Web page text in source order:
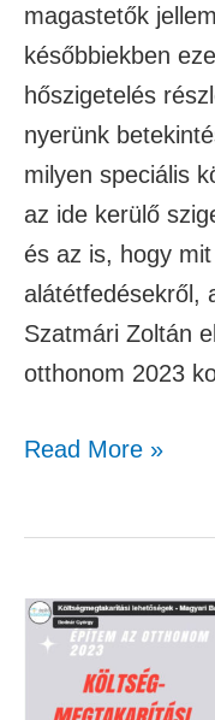
magastetők
későbbiekben
hőszigetelés
nyerünk
milyen speciális
az ide kerülő
és az is, hogy
alátétfedésekről,
Szatmári Zoltán
otthonom 2023
Read More »
lehetőségek